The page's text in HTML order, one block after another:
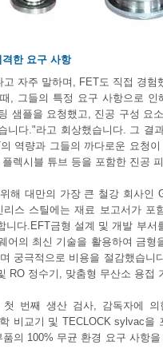
한 요구 사항
자주 말하며, FET도 직접 경
, 그들의 특정 요구 사항으로
샘플을 요청했고, 진공 구성 요
니다."라고 회상했습니다. 그 결
역량과 그들의 까다로운 요청
렉시블 튜브 등을 포함한 진공
해 대만의 가장 큰 철강 회사인
스 스틸에는 재료 보고서가
니다.EFT금형 설계 및 개발 부
어의 최신 기술을 활용하여 금
궁극적으로 비용을 절감했습
RO 정수기, 맞춤형 무산소 용접
번째 생산 검사, 감독자에
비교기 및 TECLOCK sylvac
의 100% 무균 환경 요구 사항